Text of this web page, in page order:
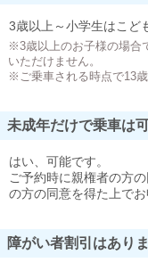
3歳以上～小学生はこど
※3歳以上のお子様の場合
いただけません。
※ご乗車される時点で13
未成年だけで乗車は
はい、可能です。
ご予約時に親権者の方
の方の同意を得た上でお
障がい者割引はあり